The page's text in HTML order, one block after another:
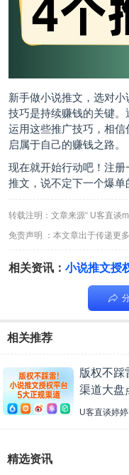
新手做小说推文，选对
技巧是持续赚钱的关键
运用这些推广技巧，相
启属于自己的赚钱之路。
现在就开始行动吧！注
推文，说不定下一个爆单
转载注明：文章来源“ U客直谈
免责声明 ：本文章出于传递更
相关资讯： 小说推文授
相关推荐
版权不踩
渠道大盘
U客直谈婷婷
精选资讯